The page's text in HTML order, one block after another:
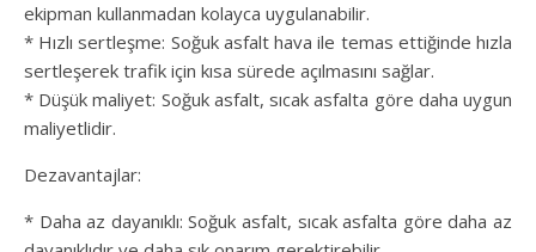
ekipman kullanmadan kolayca uygulanabilir.
* Hızlı sertleşme: Soğuk asfalt hava ile temas ettiğinde hızla
sertleşerek trafik için kısa sürede açılmasını sağlar.
* Düşük maliyet: Soğuk asfalt, sıcak asfalta göre daha uygun
maliyetlidir.
Dezavantajlar:
* Daha az dayanıklı: Soğuk asfalt, sıcak asfalta göre daha az